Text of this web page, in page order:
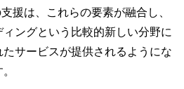
援は、これらの要素が融合し、
ングという比較的新しい分野に
サービスが提供されるようにな